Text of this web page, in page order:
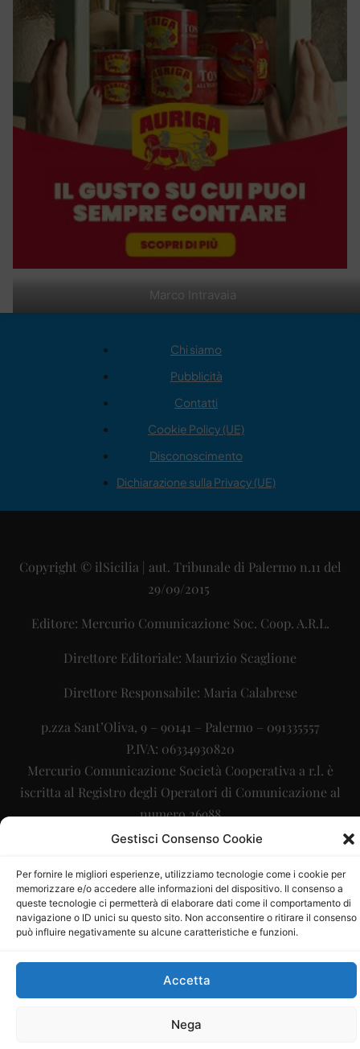
Gestisci Consenso Cookie
Per fornire le migliori esperienze, utilizziamo tecnologie come i cookie per
memorizzare e/o accedere alle informazioni del dispositivo. Il consenso a
queste tecnologie ci permetterà di elaborare dati come il comportamento di
navigazione o ID unici su questo sito. Non acconsentire o ritirare il consenso
può influire negativamente su alcune caratteristiche e funzioni.
Accetta
Nega
Marco Intravaia
Chi siamo
Pubblicità
Contatti
Cookie Policy (UE)
Disconoscimento
Dichiarazione sulla Privacy (UE)
Copyright © ilSicilia | aut. Tribunale di Palermo n.11 del
29/09/2015
Editore: Mercurio Comunicazione Soc. Coop. A.R.L.
Direttore Editoriale: Maurizio Scaglione
Direttore Responsabile: Maria Calabrese
p.zza Sant’Oliva, 9 – 90141 – Palermo – 091335557
P.IVA: 06334930820
Mercurio Comunicazione Società Cooperativa a r.l. è
iscritta al Registro degli Operatori di Comunicazione al
numero 26988
Sito gestito daLa Digitale srl– info@ladigitale.it